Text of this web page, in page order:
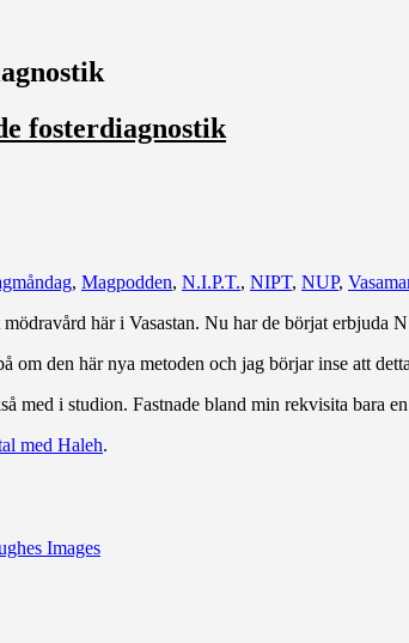
fosterdiagnostik
, Magpodden, N.I.P.T., NIPT, NUP,
här i Vasastan. Nu har de börjat
om den här nya metoden och jag börjar inse att
med i studion. Fastnade bland min rekvisita bara
med Haleh.